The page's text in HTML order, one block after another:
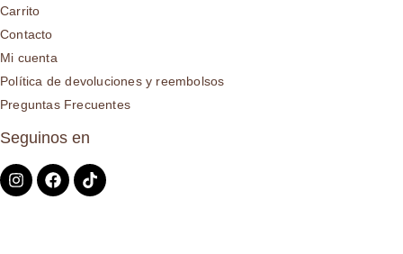
Carrito
Contacto
Mi cuenta
Política de devoluciones y reembolsos
Preguntas Frecuentes
Seguinos en